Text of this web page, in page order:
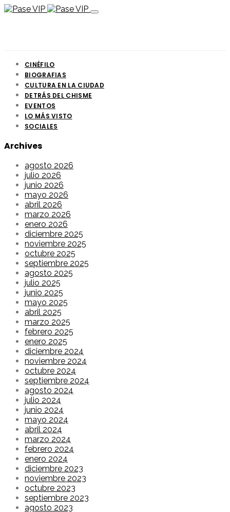
CINÉFILO
BIOGRAFIAS
CULTURA EN LA CIUDAD
DETRÁS DEL CHISME
EVENTOS
LO MÁS VISTO
SOCIALES
Archives
agosto 2026
julio 2026
junio 2026
mayo 2026
abril 2026
marzo 2026
enero 2026
diciembre 2025
noviembre 2025
octubre 2025
septiembre 2025
agosto 2025
julio 2025
junio 2025
mayo 2025
abril 2025
marzo 2025
febrero 2025
enero 2025
diciembre 2024
noviembre 2024
octubre 2024
septiembre 2024
agosto 2024
julio 2024
junio 2024
mayo 2024
abril 2024
marzo 2024
febrero 2024
enero 2024
diciembre 2023
noviembre 2023
octubre 2023
septiembre 2023
agosto 2023